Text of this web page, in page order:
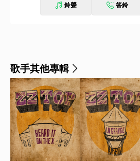
鈴聲 答鈴
歌手其他專輯